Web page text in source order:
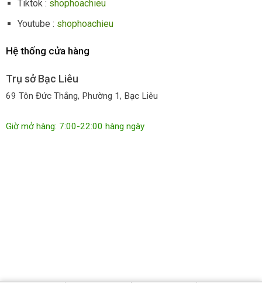
Tiktok : shophoachieu
Youtube : shophoachieu
Hệ thống cửa hàng
Trụ sở Bạc Liêu
69 Tôn Đức Thắng, Phường 1, Bạc Liêu
Giờ mở hàng: 7:00-22:00 hàng ngày